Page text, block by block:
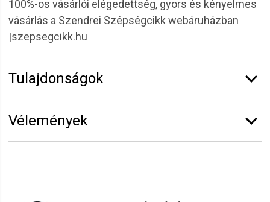
100%-os vásárlói elégedettség, gyors és kényelmes
vásárlás a Szendrei Szépségcikk webáruházban
|szepsegcikk.hu
Tulajdonságok
Vélemények